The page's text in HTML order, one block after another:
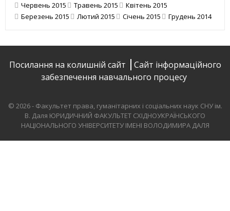
Червень 2015
Травень 2015
Квітень 2015
Березень 2015
Лютий 2015 Січень 2015 Грудень 2014
Посилання на колишній сайт
Сайт інформаційного
забезпечення навчального процесу
© 2026 - Факультет права, гуманітарних і соціальних наук СНУ ім.
В. Даля ЮРИДИЧНИЙ ФАКУЛЬТЕТ СХІДНОУКРАЇНСЬКОГО
НАЦІОНАЛЬНОГО УНІВЕРСИТЕТУ ІМЕНІ ВОЛОДИМИРА ДАЛЯ